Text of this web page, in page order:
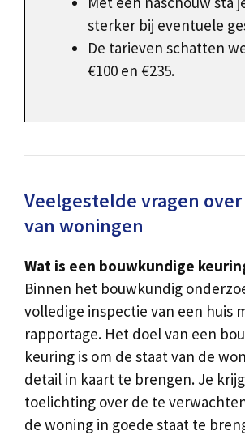
sterker bij eventuele
De tarieven schatten
€100 en €235.
Veelgestelde vragen
van woningen
Wat is een bouwkundige
Binnen het bouwkundig
volledige inspectie van een huis
rapportage. Het doel van een
keuring is om de staat van de
detail in kaart te brengen. Je
toelichting over de te
de woning in goede staat te